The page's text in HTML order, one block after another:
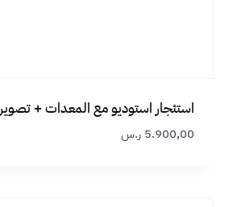
استئجار استوديو مع المعدات + تصوير
5.900,00 ر.س